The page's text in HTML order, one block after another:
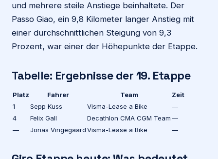
und mehrere steile Anstiege beinhaltete. Der
Passo Giao, ein 9,8 Kilometer langer Anstieg mit
einer durchschnittlichen Steigung von 9,3
Prozent, war einer der Höhepunkte der Etappe.
Tabelle: Ergebnisse der 19. Etappe
Platz Fahrer Team
Zeit
1
Sepp Kuss Visma-Lease a Bike
—
4
Felix Gall Decathlon CMA CGM Team—
—
Jonas VingegaardVisma-Lease a Bike —